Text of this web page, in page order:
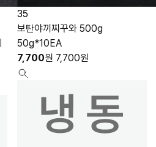
35
보탄야끼찌꾸와 500g
50g*10EA
7,700원 7,700원